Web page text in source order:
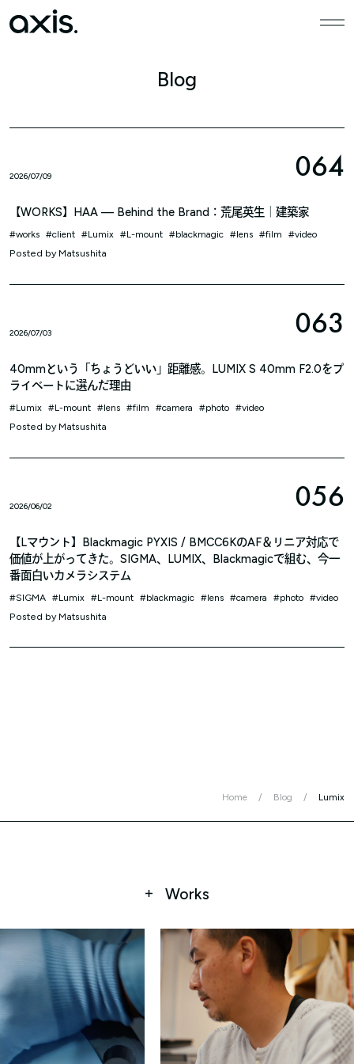
メ
Blog
2026/07/09 064
【WORKS】HAA — Behind the Brand：荒尾英生｜建築家
works client Lumix L-mount blackmagic lens film video
Posted by Matsushita
2026/07/03 063
40mmという「ちょうどいい」距離感。LUMIX S 40mm F2.0をプ
ライベートに選んだ理由
Lumix L-mount lens film camera photo video
Posted by Matsushita
2026/06/02 056
【Lマウント】Blackmagic PYXIS / BMCC6KのAF＆リニア対応で
価値が上がってきた。SIGMA、LUMIX、Blackmagicで組む、今一
番面白いカメラシステム
SIGMA Lumix L-mount blackmagic lens camera photo video
Posted by Matsushita
Home Blog Lumix
Works